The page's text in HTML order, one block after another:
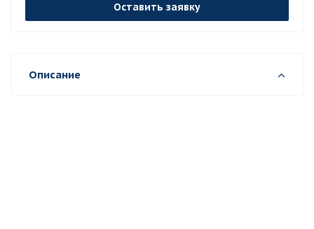
Оставить заявку
Описание